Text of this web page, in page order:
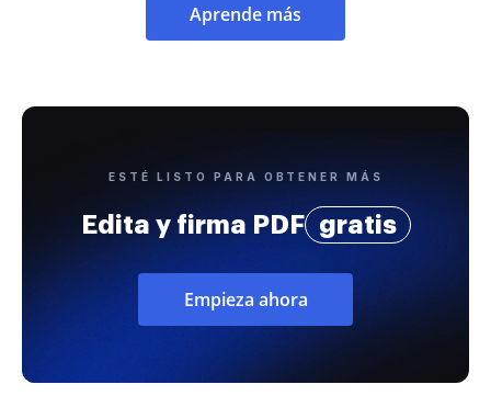
Aprende más
ESTÉ LISTO PARA OBTENER MÁS
Edita y firma PDF gratis
Empieza ahora